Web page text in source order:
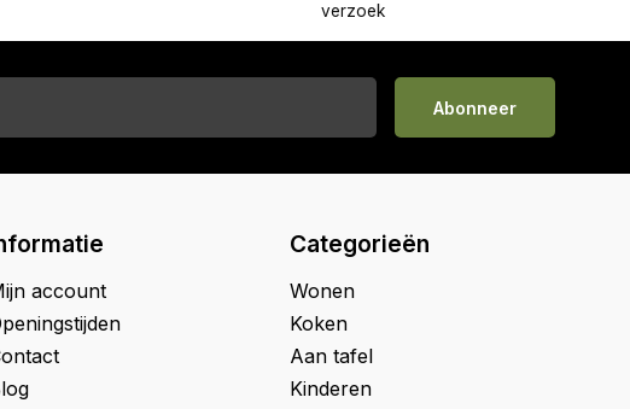
verzoek
Abonneer
account
Categorieën
Wonen
Koken
Aan tafel
Kinderen